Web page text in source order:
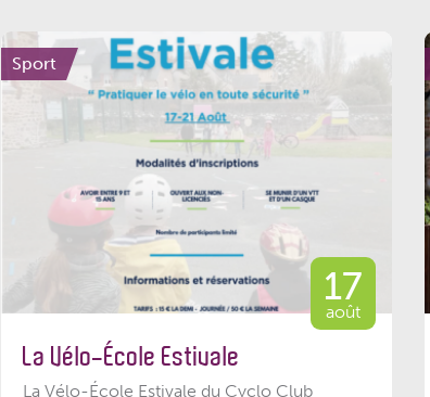
Sport
17
août
La Vélo-École Estivale
La Vélo-École Estivale du Cyclo Club